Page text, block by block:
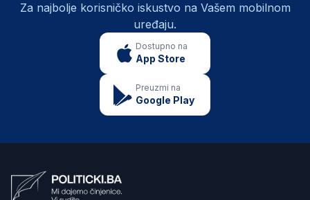
Za najbolje korisničko iskustvo na Vašem mobilnom
uređaju.
Dostupno na
App Store
Preuzmi na
Google Play